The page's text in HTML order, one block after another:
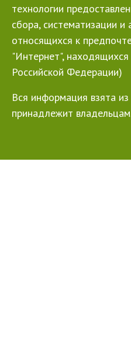
технологии
сбора, систематизации и
относящихся к
"Интернет",
Российской Федерации)
Вся информация взята
принадлежит